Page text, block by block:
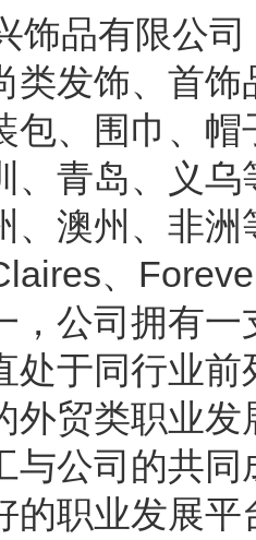
有限公司
类发饰、首
包、围巾、
、青岛、义
、澳州、非
、
，公司拥有
处于同行业
外贸类职业
与公司的共
的职业发展